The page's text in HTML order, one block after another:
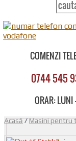
COMENZI
0744 545
ORAR: LUNI
Acasă/Masini pentru